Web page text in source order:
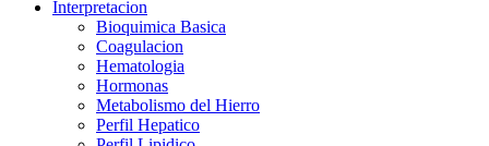
Interpretacion
Bioquimica Basica
Coagulacion
Hematologia
Hormonas
Metabolismo del Hierro
Perfil Hepatico